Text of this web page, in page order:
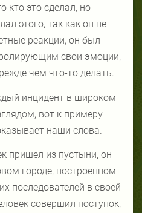
кто это сделал, но
этого, так как он не
реакции, он был
свои эмоции,
чем что-то делать.
инцидент в широком
вот к примеру
наши слова.
пришел из пустыни, он
городе, построенном
последователей в своей
совершил поступок,